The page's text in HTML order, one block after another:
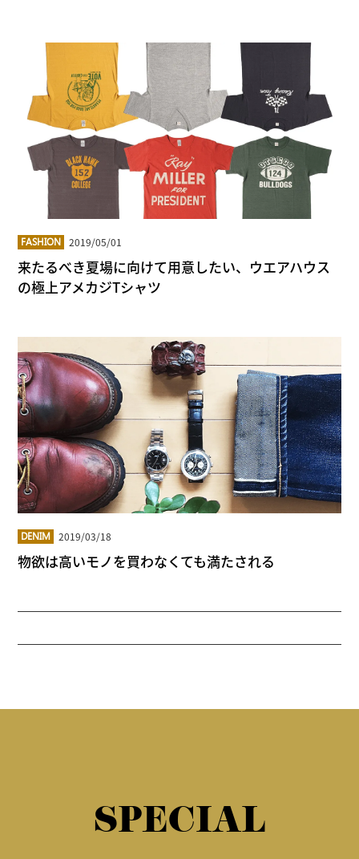
FASHION 2019/05/01
来たるべき夏場に向けて用意したい、ウエアハウス
の極上アメカジTシャツ
DENIM 2019/03/18
物欲は高いモノを買わなくても満たされる
SPECIAL